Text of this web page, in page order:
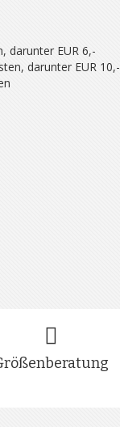
darunter EUR 6,-
darunter EUR 10,-